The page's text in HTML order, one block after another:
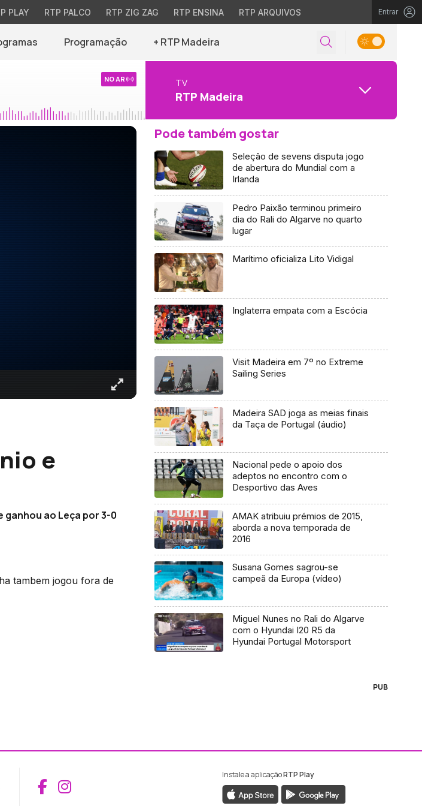
PLAY RTP PALCO RTP ZIG ZAG RTP ENSINA RTP ARQUIVOS Entrar
Programação + RTP Madeira
NO AR TV
RTP Madeira
e
ao Leça por 3-0
tambem jogou fora de
Pode também gostar
Seleção de sevens disputa jogo
de abertura do Mundial com a
Irlanda
Pedro Paixão terminou primeiro
dia do Rali do Algarve no quarto
lugar
Marítimo oficializa Lito Vidigal
Inglaterra empata com a Escócia
Visit Madeira em 7º no Extreme
Sailing Series
Madeira SAD joga as meias finais
da Taça de Portugal (áudio)
Nacional pede o apoio dos
adeptos no encontro com o
Desportivo das Aves
AMAK atribuiu prémios de 2015,
aborda a nova temporada de
2016
Susana Gomes sagrou-se
campeã da Europa (vídeo)
Miguel Nunes no Rali do Algarve
com o Hyundai I20 R5 da
Hyundai Portugal Motorsport
PUB
Aceder ao Facebook da RTP Madeira
Aceder ao Instagram da RTP Madeira
Instale a aplicaçãoRTP Play